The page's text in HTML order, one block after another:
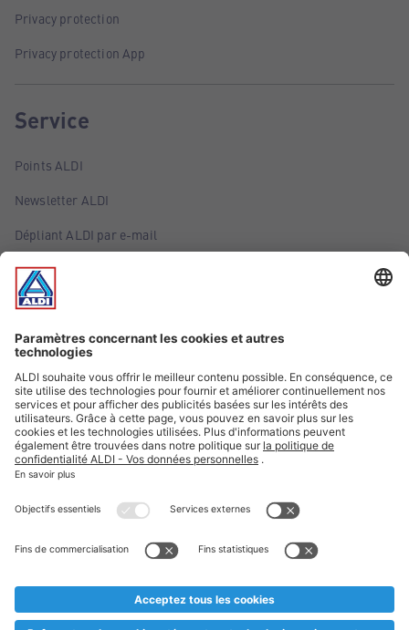
Privacy protection
Privacy protection App
Service
Points ALDI
Newsletter ALDI
Dépliant ALDI par e-mail
Offres
Infos essentielles
Suivez ALDI Belgique
Textes marqués d'un astérisque et mentions légales
* Nous vendons ces articles temporairement et jusqu'à
au cas où, malgré le planning bien étudié, nous serions
prématurément en rupture de stock. Prix Recupel et TVA incl.
** Sur ce site, l’utilisation de la forme masculine a été adoptée